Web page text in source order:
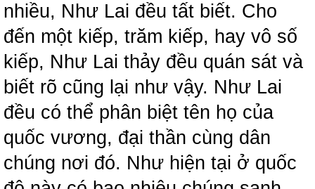
nhiều, Như Lai đều tất biết. Cho
đến một kiếp, trăm kiếp, hay vô số
kiếp, Như Lai thảy đều quán sát và
biết rõ cũng lại như vậy. Như Lai
đều có thể phân biệt tên họ của
quốc vương, đại thần cùng dân
chúng nơi đó. Như hiện tại ở quốc